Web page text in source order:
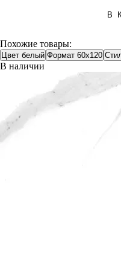
В
Похожие товары:
Цвет белый Формат 60x120
В наличии